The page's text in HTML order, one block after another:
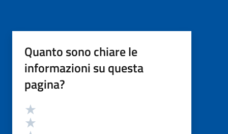
Quanto sono chiare le
informazioni su questa
pagina?
Valutazione